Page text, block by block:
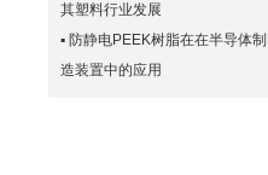
其塑料行业发展
▪ 防静电PEEK树脂在在半导体制
造装置中的应用